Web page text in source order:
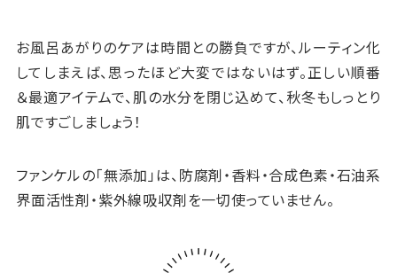
お風呂あがりのケアは時間との勝負ですが、ルーティン化
してしまえば、思ったほど大変ではないはず。正しい順番
＆最適アイテムで、肌の水分を閉じ込めて、秋冬もしっとり
肌ですごしましょう！
ファンケルの「無添加」は、防腐剤・香料・合成色素・石油系
界面活性剤・紫外線吸収剤を一切使っていません。